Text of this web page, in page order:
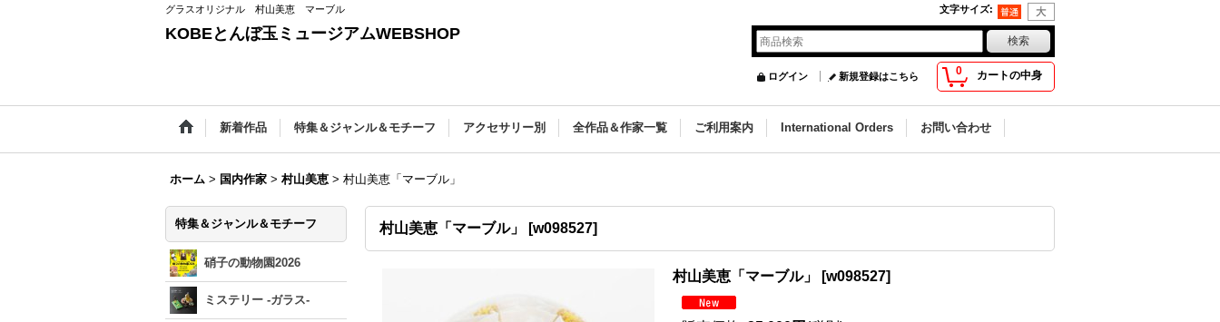
グラスオリジナル 村山美恵 マーブル 文字サイズ:
KOBEとんぼ玉ミュージアムWEBSHOP
0 カートの中身
ログイン 新規登録はこちら
新着作品 特集＆ジャンル＆モチーフ アクセサリー別 全作品＆作家一覧 ご利用案内 International Orders お問い合わせ
ホーム > 国内作家 > 村山美恵 > 村山美恵「マーブル」
特集＆ジャンル＆モチーフ
硝子の動物園2026
ミステリー -ガラス-
村山美恵「マーブル」 [w098527]
村山美恵「マーブル」 [w098527]